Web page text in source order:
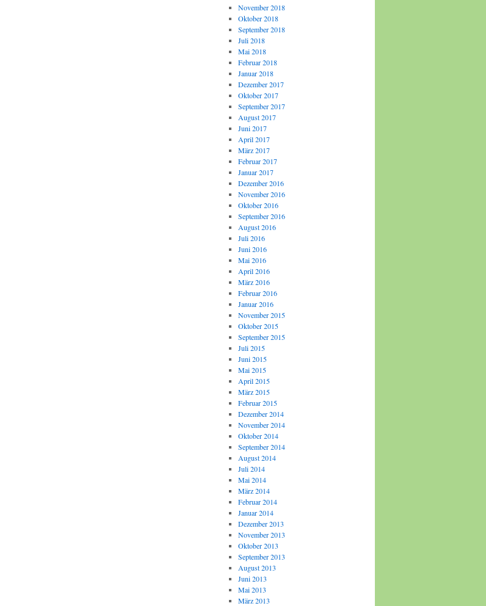
November 2018
Oktober 2018
September 2018
Juli 2018
Mai 2018
Februar 2018
Januar 2018
Dezember 2017
Oktober 2017
September 2017
August 2017
Juni 2017
April 2017
März 2017
Februar 2017
Januar 2017
Dezember 2016
November 2016
Oktober 2016
September 2016
August 2016
Juli 2016
Juni 2016
Mai 2016
April 2016
März 2016
Februar 2016
Januar 2016
November 2015
Oktober 2015
September 2015
Juli 2015
Juni 2015
Mai 2015
April 2015
März 2015
Februar 2015
Dezember 2014
November 2014
Oktober 2014
September 2014
August 2014
Juli 2014
Mai 2014
März 2014
Februar 2014
Januar 2014
Dezember 2013
November 2013
Oktober 2013
September 2013
August 2013
Juni 2013
Mai 2013
März 2013